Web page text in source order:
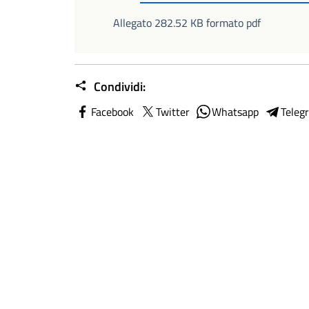
Allegato 282.52 KB formato pdf
Condividi:
Facebook Twitter Whatsapp